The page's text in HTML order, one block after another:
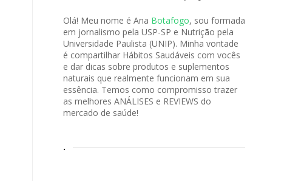
Olá! Meu nome é Ana Botafogo, sou formada
em jornalismo pela USP-SP e Nutrição pela
Universidade Paulista (UNIP). Minha vontade
é compartilhar Hábitos Saudáveis com vocês
e dar dicas sobre produtos e suplementos
naturais que realmente funcionam em sua
essência. Temos como compromisso trazer
as melhores ANÁLISES e REVIEWS do
mercado de saúde!
.